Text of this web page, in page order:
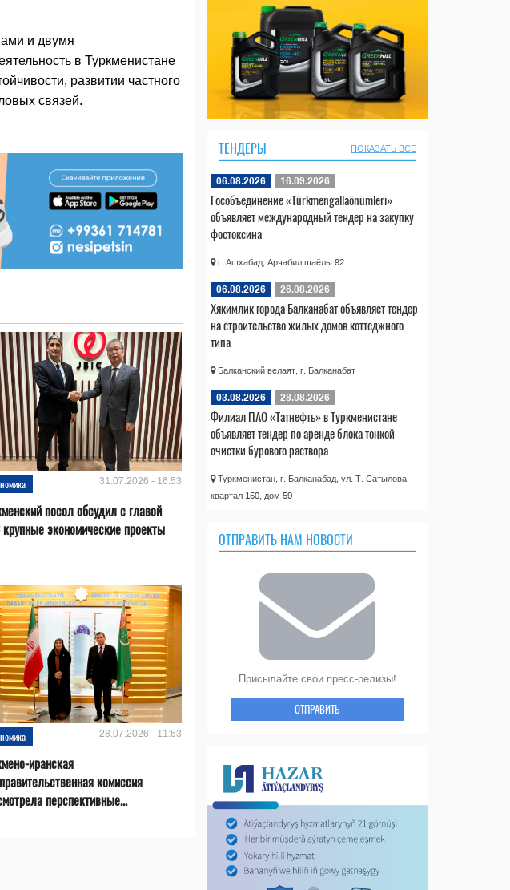
и двумя
в Туркменистане
развитии частного
связей.
31.07.2026 - 16:53
посол обсудил с главой
крупные экономические проекты
28.07.2026 - 11:53
иранская
комиссия
перспективные...
ТЕНДЕРЫ ПОКАЗАТЬ ВСЕ
06.08.2026 16.09.2026
Гособъединение «Türkmengallaönümleri»
объявляет международный тендер на закупку
фостоксина
г. Ашхабад, Арчабил шаёлы 92
06.08.2026 26.08.2026
Хякимлик города Балканабат объявляет тендер
на строительство жилых домов коттеджного
типа
Балканский велаят, г. Балканабат
03.08.2026 28.08.2026
Филиал ПАО «Татнефть» в Туркменистане
объявляет тендер по аренде блока тонкой
очистки бурового раствора
Туркменистан, г. Балканабад, ул. Т. Сатылова,
квартал 150, дом 59
ОТПРАВИТЬ НАМ НОВОСТИ
Присылайте свои пресс-релизы!
ОТПРАВИТЬ